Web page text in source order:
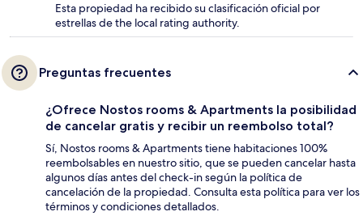
Esta propiedad ha recibido su clasificación oficial por
estrellas de the local rating authority.
Preguntas frecuentes
¿Ofrece Nostos rooms & Apartments la posibilidad
de cancelar gratis y recibir un reembolso total?
Sí, Nostos rooms & Apartments tiene habitaciones 100%
reembolsables en nuestro sitio, que se pueden cancelar hasta
algunos días antes del check-in según la política de
cancelación de la propiedad. Consulta esta política para ver los
términos y condiciones detallados.